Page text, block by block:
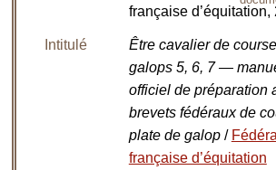
française d’équitation,
Intitulé
Être cavalier de
galops 5, 6, 7 —
officiel de préparation
brevets fédéraux de
plate de galop /
française d’équitation